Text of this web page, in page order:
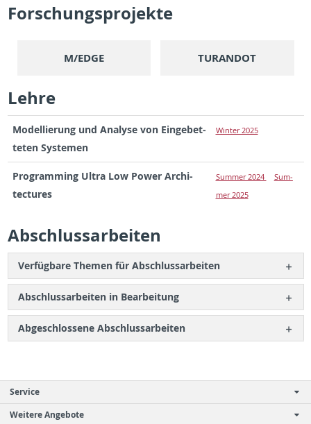
Forschung­spro­jekte
M/EDGE TU­RAN­DOT
Lehre
Mod­el­lierung und Analyse von Einge­bet­
teten Sys­te­men
Win­ter 2025
Pro­gram­ming Ultra Low Power Ar­chi­
tec­tures
Sum­mer 2024
Sum­
mer 2025
Ab­schlus­sar­beiten
Verfügbare The­men für Ab­schlus­sar­beiten
Ab­schlus­sar­beiten in Bear­beitung
Abgeschlossene Ab­schlus­sar­beiten
Service
Weitere Angebote